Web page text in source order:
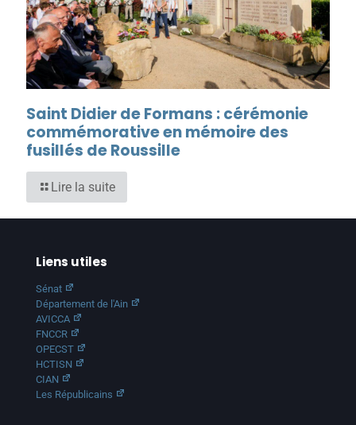
Saint Didier de Formans : cérémonie
commémorative en mémoire des
fusillés de Roussille
Lire la suite
Liens utiles
Sénat
Département de l'Ain
AVICCA
FNCCR
OPECST
HCTISN
CIAN
Les Républicains